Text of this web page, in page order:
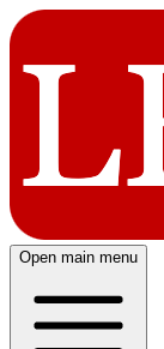
Open main menu